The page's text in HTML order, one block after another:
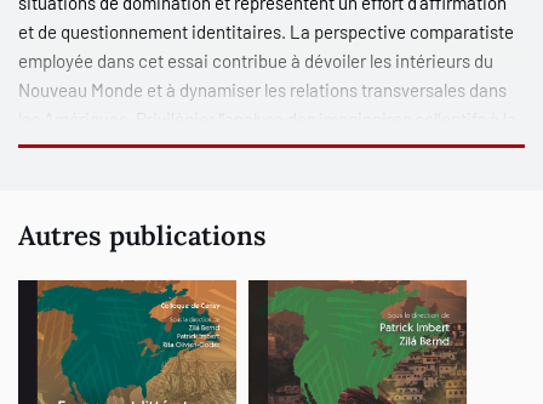
et de questionnement identitaires. La perspective comparatiste
employée dans cet essai contribue à dévoiler les intérieurs du
Nouveau Monde et à dynamiser les relations transversales dans
lumière des mobilités transculturelles et des phénomènes de
relation dans les études américanistes, canadiennes et
Le fascinant voyage à travers la fôret des mythes et la densité
symbolique inscrite dans les textes littéraires américains
fournissent les clés pour pénétrer les imaginaires collectifs de
nos Amériques. Ce livre est une invitation à ce voyage.
Autres publications